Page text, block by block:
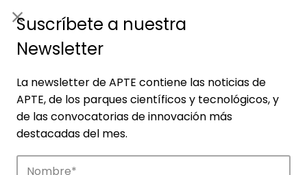
Suscríbete a nuestra
Newsletter
La newsletter de APTE contiene las noticias de
APTE, de los parques científicos y tecnológicos, y
de las convocatorias de innovación más
destacadas del mes.